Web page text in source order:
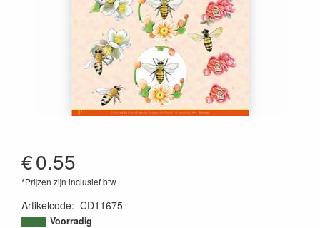
€0.55
*Prijzen zijn inclusief btw
Artikelcode: CD11675
8718715101302
Voorradig